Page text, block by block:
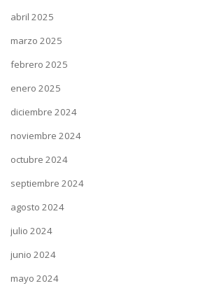
abril 2025
marzo 2025
febrero 2025
enero 2025
diciembre 2024
noviembre 2024
octubre 2024
septiembre 2024
agosto 2024
julio 2024
junio 2024
mayo 2024